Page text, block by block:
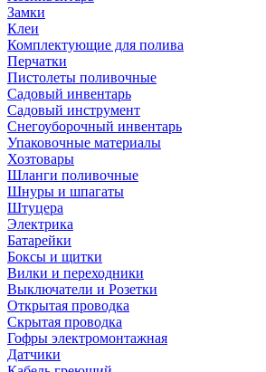
Замки
Клеи
Комплектующие для полива
Перчатки
Пистолеты поливочные
Садовый инвентарь
Садовый инструмент
Снегоуборочный инвентарь
Упаковочные материалы
Хозтовары
Шланги поливочные
Шнуры и шпагаты
Штуцера
Электрика
Батарейки
Боксы и щитки
Вилки и переходники
Выключатели и Розетки
Открытая проводка
Скрытая проводка
Гофры электромонтажная
Датчики